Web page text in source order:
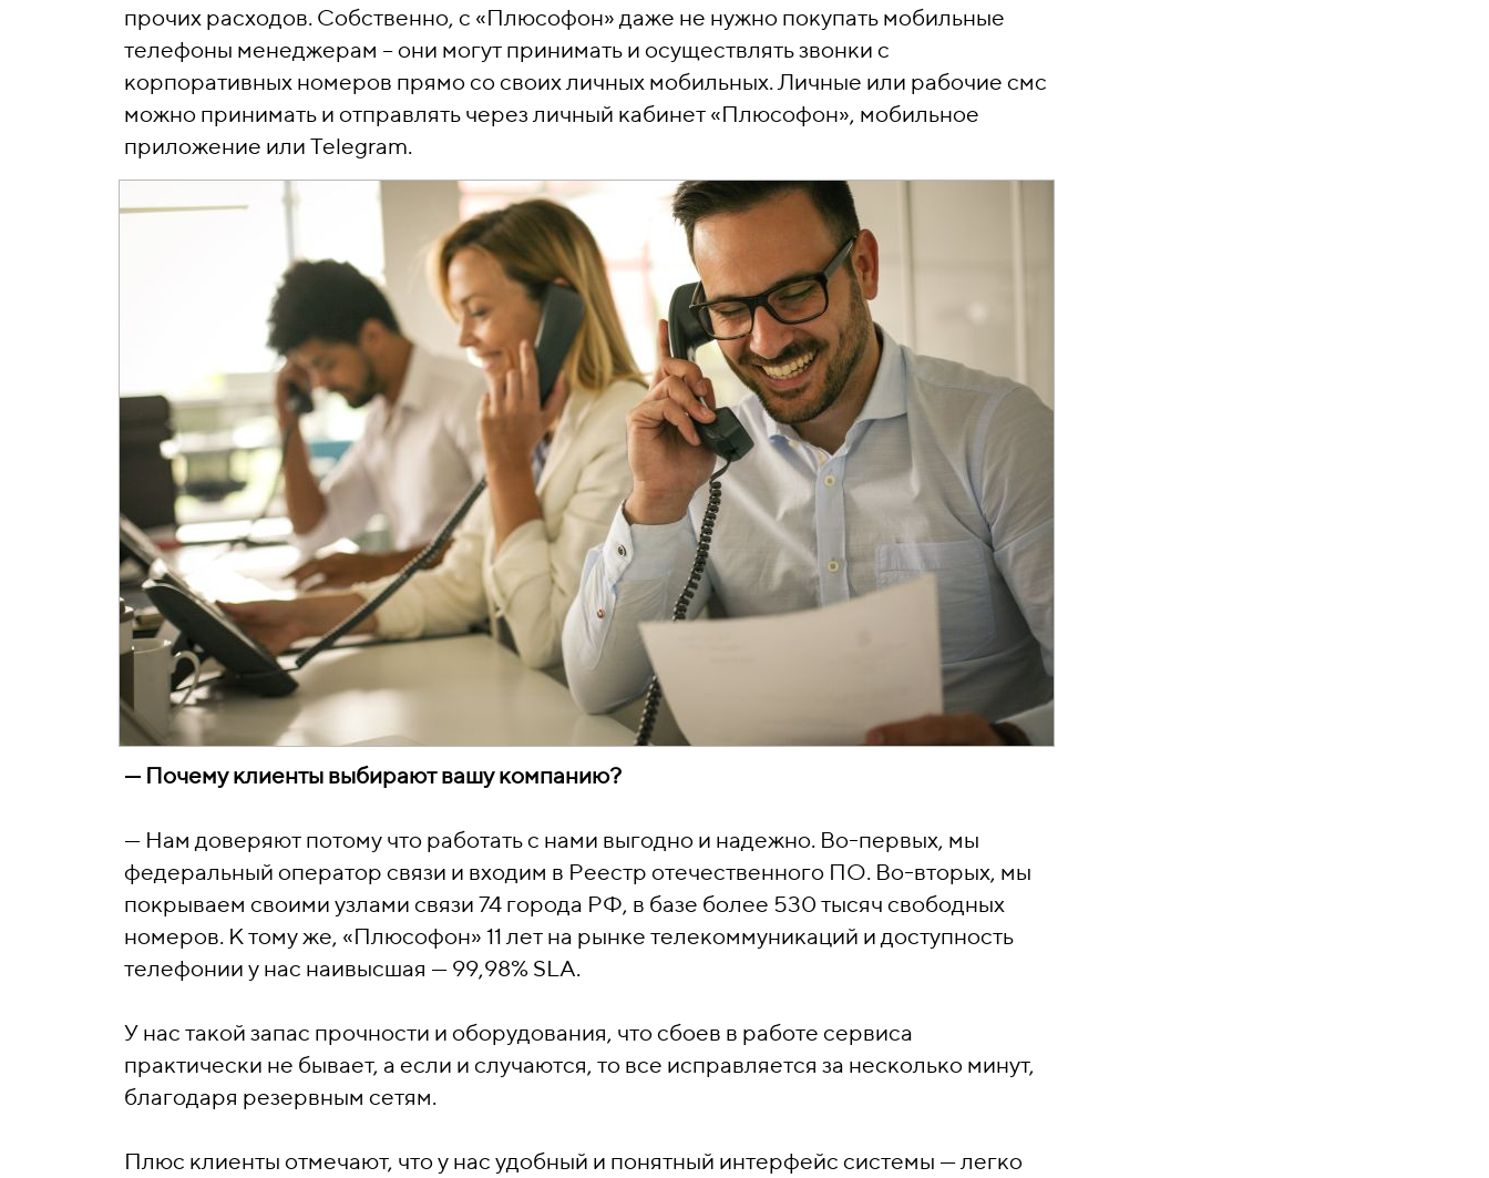
прочих расходов. Собственно, с «Плюсофон» даже не нужно покупать мобильные
телефоны менеджерам – они могут принимать и осуществлять звонки с
корпоративных номеров прямо со своих личных мобильных. Личные или рабочие смс
можно принимать и отправлять через личный кабинет «Плюсофон», мобильное
приложение или Telegram.
— Почему клиенты выбирают вашу компанию?
— Нам доверяют потому что работать с нами выгодно и надежно. Во-первых, мы
федеральный оператор связи и входим в Реестр отечественного ПО. Во-вторых, мы
покрываем своими узлами связи 74 города РФ, в базе более 530 тысяч свободных
номеров. К тому же, «Плюсофон» 11 лет на рынке телекоммуникаций и доступность
телефонии у нас наивысшая — 99,98% SLA.
У нас такой запас прочности и оборудования, что сбоев в работе сервиса
практически не бывает, а если и случаются, то все исправляется за несколько минут,
благодаря резервным сетям.
Плюс клиенты отмечают, что у нас удобный и понятный интерфейс системы — легко